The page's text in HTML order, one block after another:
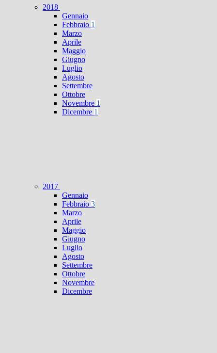
2018
Gennaio
Febbraio 1
Marzo
Aprile
Maggio
Giugno
Luglio
Agosto
Settembre
Ottobre
Novembre 1
Dicembre 1
2017
Gennaio
Febbraio 3
Marzo
Aprile
Maggio
Giugno
Luglio
Agosto
Settembre
Ottobre
Novembre
Dicembre